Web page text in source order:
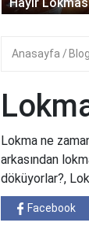
Anasayfa Blog
Lokma ne
arkasından
döküyorlar?,
Facebook